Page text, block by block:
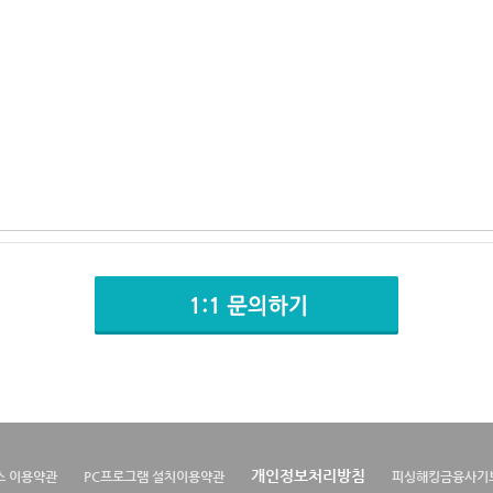
이용약관 PC프로그램 설치이용약관 개인정보처리방침 피싱해킹금융사기